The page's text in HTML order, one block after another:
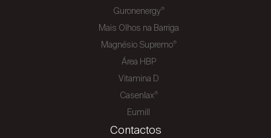
Guronenergy®
Mais Olhos na Barriga
Magnésio Supremo®
Área HBP
Vitamina D
Casenlax®
Eumill
Contactos